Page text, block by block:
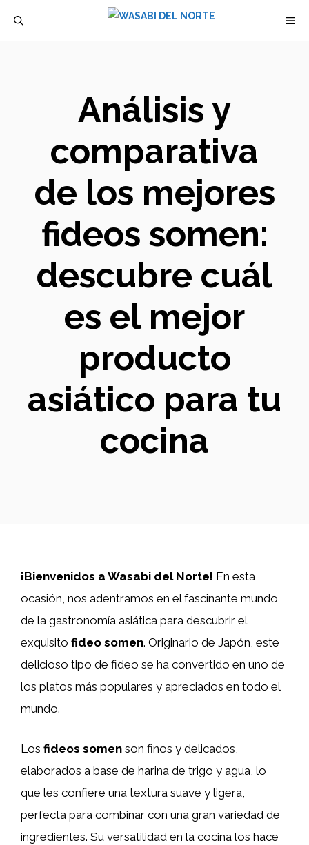
Análisis y
comparativa
de los mejores
fideos somen:
descubre cuál
es el mejor
producto
asiático para tu
cocina
¡Bienvenidos a Wasabi del Norte! En esta
ocasión, nos adentramos en el fascinante mundo
de la gastronomía asiática para descubrir el
exquisito fideo somen. Originario de Japón, este
delicioso tipo de fideo se ha convertido en uno de
los platos más populares y apreciados en todo el
mundo.
Los fideos somen son finos y delicados,
elaborados a base de harina de trigo y agua, lo
que les confiere una textura suave y ligera,
perfecta para combinar con una gran variedad de
ingredientes. Su versatilidad en la cocina los hace